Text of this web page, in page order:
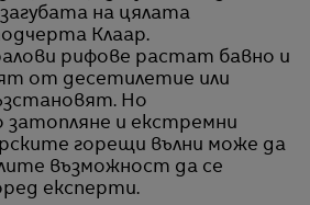
загубата на цялата
Клаар.
рифове растат бавно и
от десетилетие или
Но
и екстремни
горещи вълни може да
възможност да се
експерти.